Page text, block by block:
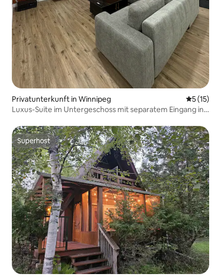
Privatunterkunft in Winnipeg
5 (15)
Luxus-Suite im Untergeschoss mit separatem Eingang in
Superhost
Superhost